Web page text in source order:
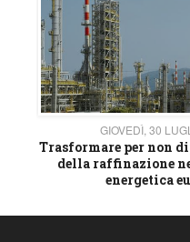
GIOVEDÌ, 30
Trasformare per non
della raffinazione
energetica